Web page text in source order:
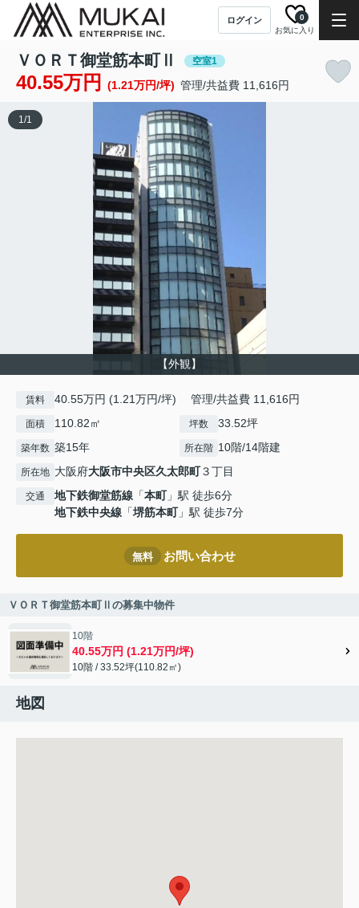
ログイン
お気に入り
0
ＶＯＲＴ御堂筋本町Ⅱ 空室1
40.55万円 (1.21万円/坪) 管理/共益費 11,616円
【外観】
1/1
賃料 40.55万円 (1.21万円/坪) 管理/共益費 11,616円
面積 110.82㎡ 坪数 33.52坪
築年数 築15年 所在階 10階/14階建
所在地 大阪府大阪市中央区久太郎町３丁目
交通 地下鉄御堂筋線 「本町」駅 徒歩6分
地下鉄中央線 「堺筋本町」駅 徒歩7分
無料 お問い合わせ
ＶＯＲＴ御堂筋本町Ⅱの募集中物件
10階
40.55万円 (1.21万円/坪)
10階 / 33.52坪(110.82㎡)
地図